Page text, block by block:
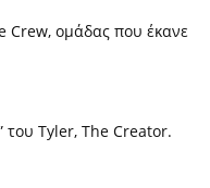
Crew, ομάδας που έκανε
του Tyler, The Creator.